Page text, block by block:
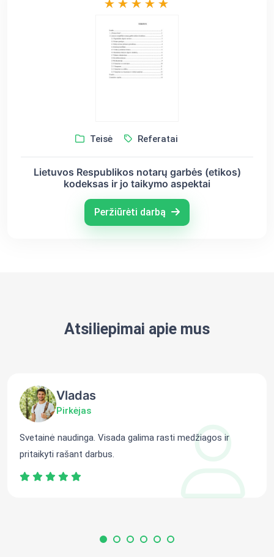
Teisė Referatai
Lietuvos Respublikos notarų garbės (etikos)
kodeksas ir jo taikymo aspektai
Peržiūrėti darbą
Atsiliepimai apie mus
Vladas
Pirkėjas
Svetainė naudinga. Visada galima rasti medžiagos ir
pritaikyti rašant darbus.